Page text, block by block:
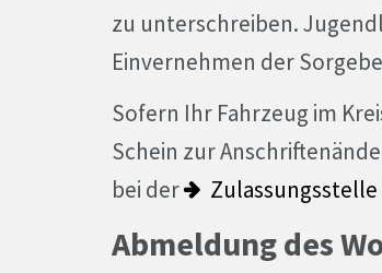
zu unterschreiben.
Einvernehmen der
Sofern Ihr Fahrzeug im
Schein zur
bei der
Zulassungsstelle
Abmeldung des